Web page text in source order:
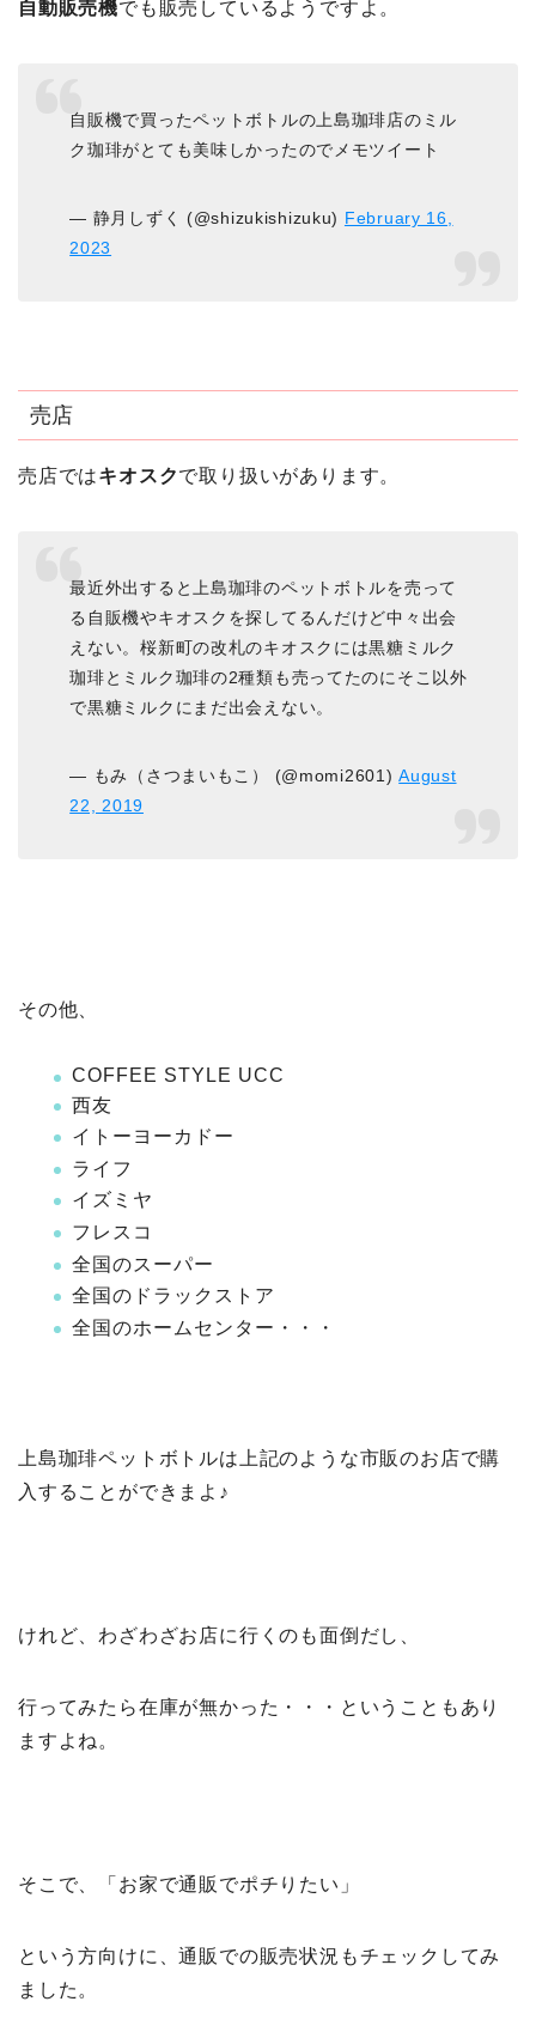
自動販売機でも販売しているようですよ。
自販機で買ったペットボトルの上島珈琲店のミル
ク珈琲がとても美味しかったのでメモツイート
— 静月しずく (@shizukishizuku) February 16,
2023
売店
売店ではキオスクで取り扱いがあります。
最近外出すると上島珈琲のペットボトルを売って
る自販機やキオスクを探してるんだけど中々出会
えない。桜新町の改札のキオスクには黒糖ミルク
珈琲とミルク珈琲の2種類も売ってたのにそこ以外
で黒糖ミルクにまだ出会えない。
— もみ（さつまいもこ） (@momi2601)August
22, 2019
その他、
COFFEE STYLE UCC
西友
イトーヨーカドー
ライフ
イズミヤ
フレスコ
全国のスーパー
全国のドラックストア
全国のホームセンター・・・
上島珈琲ペットボトルは上記のような市販のお店で購
入することができまよ♪
けれど、わざわざお店に行くのも面倒だし、
行ってみたら在庫が無かった・・・ということもあり
ますよね。
そこで、「お家で通販でポチりたい」
という方向けに、通販での販売状況もチェックしてみ
ました。